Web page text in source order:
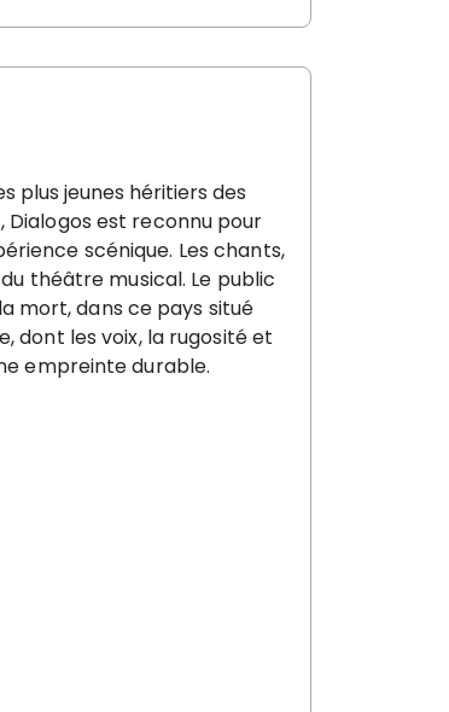
plus jeunes héritiers des
Dialogos est reconnu pour
scénique. Les chants,
théâtre musical. Le public
mort, dans ce pays situé
dont les voix, la rugosité et
empreinte durable.